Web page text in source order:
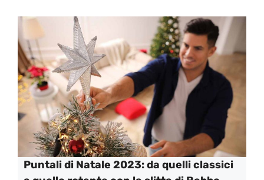
Puntali di Natale 2023: da quelli classici